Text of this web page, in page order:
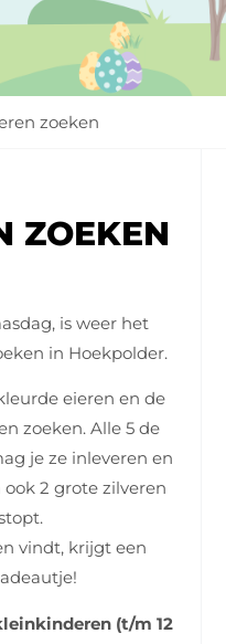
zoeken
ZOEKEN
is weer het
in Hoekpolder.
eieren en de
zoeken. Alle 5 de
je ze inleveren en
2 grote zilveren
vindt, krijgt een
(t/m 12